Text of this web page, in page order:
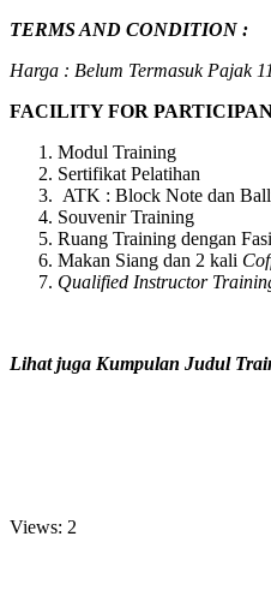
TERMS AND CONDITION :
Harga : Belum Termasuk Pajak
FACILITY FOR
Modul Training
Sertifikat Pelatihan
ATK : Block Note dan
Souvenir Training
Ruang Training dengan
Makan Siang dan 2 kali
Qualified Instructor
Lihat juga Kumpulan Judul
Views: 2